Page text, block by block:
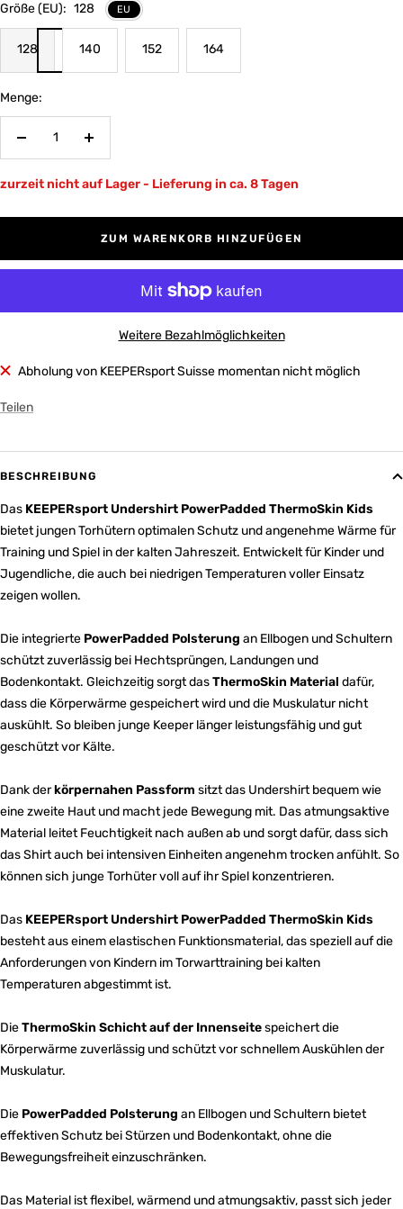
Größe (EU): 128 EU
128 140 152 164
Menge:
Menge
Menge
zurzeit nicht auf Lager - Lieferung in ca. 8 Tagen
ZUM WARENKORB HINZUFÜGEN
Weitere Bezahlmöglichkeiten
Abholung von KEEPERsport Suisse momentan nicht möglich
Teilen
BESCHREIBUNG
Das KEEPERsport Undershirt PowerPadded ThermoSkin Kids
bietet jungen Torhütern optimalen Schutz und angenehme Wärme für
Training und Spiel in der kalten Jahreszeit. Entwickelt für Kinder und
Jugendliche, die auch bei niedrigen Temperaturen voller Einsatz
zeigen wollen.
Die integrierte PowerPadded Polsterung an Ellbogen und Schultern
schützt zuverlässig bei Hechtsprüngen, Landungen und
Bodenkontakt. Gleichzeitig sorgt dasThermoSkin Material dafür,
dass die Körperwärme gespeichert wird und die Muskulatur nicht
auskühlt. So bleiben junge Keeper länger leistungsfähig und gut
geschützt vor Kälte.
Dank derkörpernahen Passform sitzt das Undershirt bequem wie
eine zweite Haut und macht jede Bewegung mit. Das atmungsaktive
Material leitet Feuchtigkeit nach außen ab und sorgt dafür, dass sich
das Shirt auch bei intensiven Einheiten angenehm trocken anfühlt. So
können sich junge Torhüter voll auf ihr Spiel konzentrieren.
Das KEEPERsport Undershirt PowerPadded ThermoSkin Kids
besteht aus einem elastischen Funktionsmaterial, das speziell auf die
Anforderungen von Kindern im Torwarttraining bei kalten
Temperaturen abgestimmt ist.
DieThermoSkin Schicht auf der Innenseitespeichert die
Körperwärme zuverlässig und schützt vor schnellem Auskühlen der
Muskulatur.
Die PowerPadded Polsterung an Ellbogen und Schultern bietet
effektiven Schutz bei Stürzen und Bodenkontakt, ohne die
Bewegungsfreiheit einzuschränken.
Das Material ist flexibel, wärmend und atmungsaktiv, passt sich jeder